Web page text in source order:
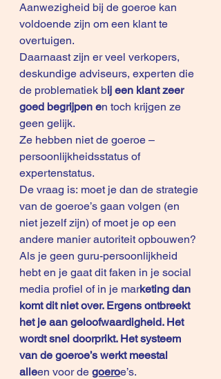
Aanwezigheid bij de goeroe kan
voldoende zijn om een klant te
overtuigen.
Daarnaast zijn er veel verkopers,
deskundige adviseurs, experten die
de problematiek bij een klant zeer
goed begrijpen en toch krijgen ze
geen gelijk.
Ze hebben niet de goeroe –
persoonlijkheidsstatus of
expertenstatus.
De vraag is: moet je dan de strategie
van de goeroe’s gaan volgen (en
niet jezelf zijn) of moet je op een
andere manier autoriteit opbouwen?
Als je geen guru-persoonlijkheid
hebt en je gaat dit faken in je social
media profiel of in je marketing dan
komt dit niet over. Ergens ontbreekt
het je aan geloofwaardigheid. Het
wordt snel doorprikt. Het systeem
van de goeroe’s werkt meestal
alleen voor de goeroe’s.